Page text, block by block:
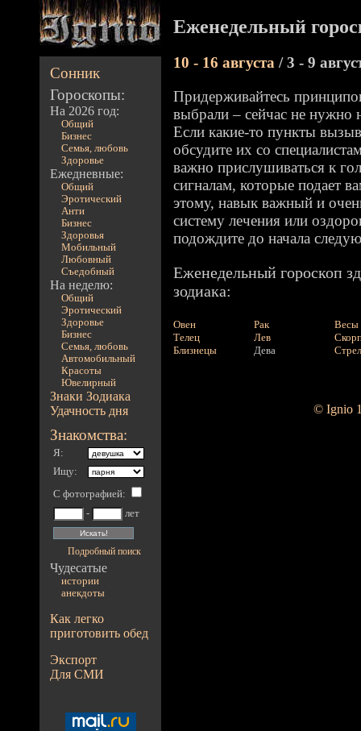
Сонник
Гороскопы:
На 2026 год:
Общий
Бизнес
Семья, любовь
Здоровье
Ежедневные:
Общий
Эротический
Анти
Бизнес
Здоровья
Мобильный
Любовный
Съедобный
На неделю:
Общий
Эротический
Здоровье
Бизнес
Семья, любовь
Автомобильный
Красоты
Ювелирный
Знаки Зодиака
Удачность дня
Знакомства:
Я:
Ищу:
С фотографией:
-
лет
Подробный поиск
Чудесатые
истории
анекдоты
Как легко
приготовить обед
Экспорт
Для СМИ
Еженедельный
10 - 16 августа / 3 - 9
Придерживайтесь
выбрали – сейчас не нужно
Если какие-то пункты
обсудите их со
важно прислушиваться к
сигналам, которые подает
этому, навык важный и
систему лечения или
подождите до начала
Еженедельный гороскоп
зодиака:
Овен
Телец
Близнецы
Рак
Лев
Дева
Весы
© Ignio